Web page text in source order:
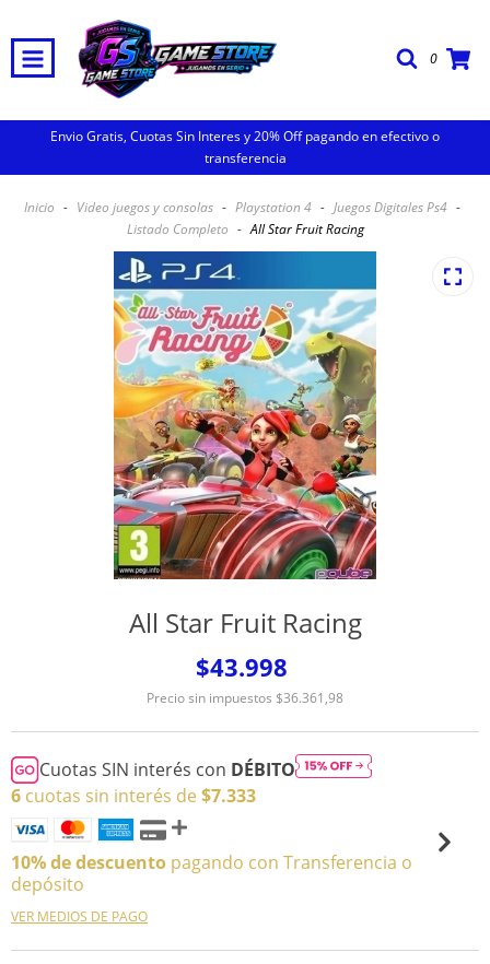
0
Envio Gratis, Cuotas Sin Interes y 20% Off pagando en efectivo o
transferencia
Inicio - Video juegos y consolas - Playstation 4 - Juegos Digitales Ps4 -
Listado Completo - All Star Fruit Racing
All Star Fruit Racing
$43.998
Precio sin impuestos $36.361,98
Cuotas SIN interés con DÉBITO
6 cuotas sin interés de $7.333
10% de descuento pagando con Transferencia o
depósito
VER MEDIOS DE PAGO